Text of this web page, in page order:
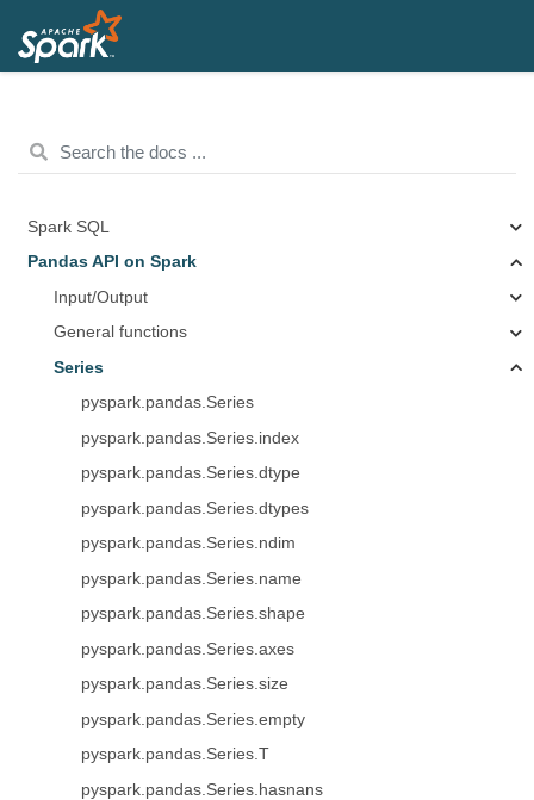
Spark SQL
Pandas API on Spark
Input/Output
General functions
Series
pyspark.pandas.Series
pyspark.pandas.Series.index
pyspark.pandas.Series.dtype
pyspark.pandas.Series.dtypes
pyspark.pandas.Series.ndim
pyspark.pandas.Series.name
pyspark.pandas.Series.shape
pyspark.pandas.Series.axes
pyspark.pandas.Series.size
pyspark.pandas.Series.empty
pyspark.pandas.Series.T
pyspark.pandas.Series.hasnans